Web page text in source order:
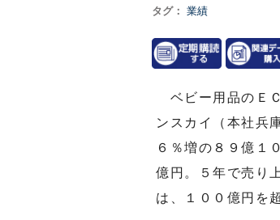
タグ： 業績
ベビー用品のＥ
ンスカイ（本社兵
６％増の８９億１
億円。５年で売り
は、１００億円を